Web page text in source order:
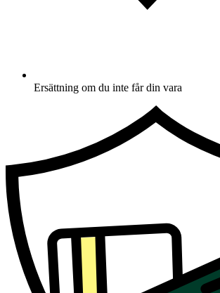
Ersättning om du inte får din vara